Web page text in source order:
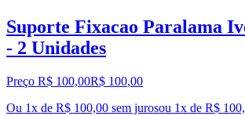
Suporte Fixacao Paralama
- 2 Unidades
Preço R$ 100,00R$ 100,00
Ou 1x de R$ 100,00 sem jurosou 1x de R$